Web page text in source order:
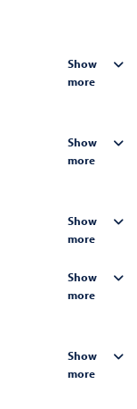
Show
more
Show
more
Show
more
Show
more
Show
more